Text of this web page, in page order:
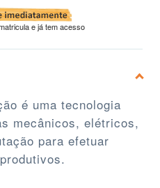
e já tem acesso
é uma tecnologia
mecânicos, elétricos,
para efetuar